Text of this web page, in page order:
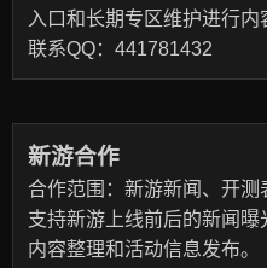
入口和长期专区维护进行内
联系QQ：441781432
新游合作
合作范围：新游新闻、开
支持新游上线前后的新闻
内容整理和活动信息发布。